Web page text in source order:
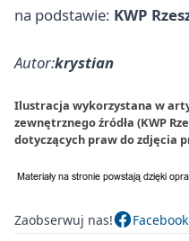
na podstawie: KWP
Autor:krystian
Ilustracja wykorzystana w
zewnętrznego źródła (KWP
dotyczących praw do zdjęcia
Zaobserwuj nas! Facebook